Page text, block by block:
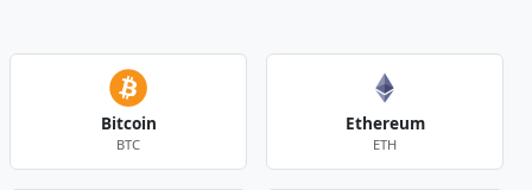
Bitcoin
BTC
Ethereum
ETH